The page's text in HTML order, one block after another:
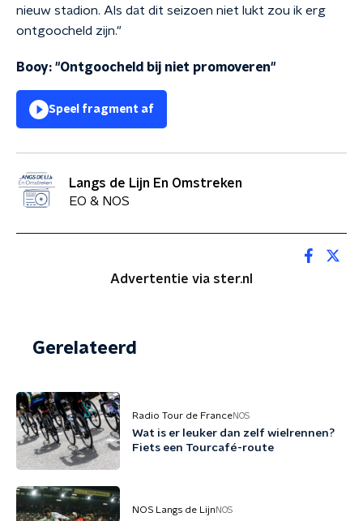
nieuw stadion. Als dat dit seizoen niet lukt zou ik erg
ontgoocheld zijn."
Booy: "Ontgoocheld bij niet promoveren"
Speel fragment af
Langs de Lijn En Omstreken
EO & NOS
Advertentie via ster.nl
Gerelateerd
Radio Tour de FranceNOS
Wat is er leuker dan zelf wielrennen?
Fiets een Tourcafé-route
NOS Langs de Lijn NOS